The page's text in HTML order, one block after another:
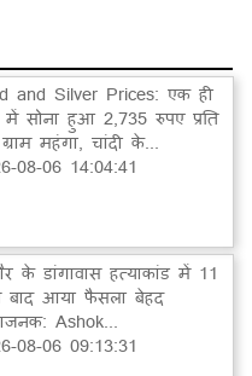
and Silver Prices: एक ही
में सोना हुआ 2,735 रुपए प्रति
महंगा, चांदी के...
08-06 14:04:41
के डांगावास हत्याकांड में 11
बाद आया फैसला बेहद
Ashok...
08-06 09:13:31